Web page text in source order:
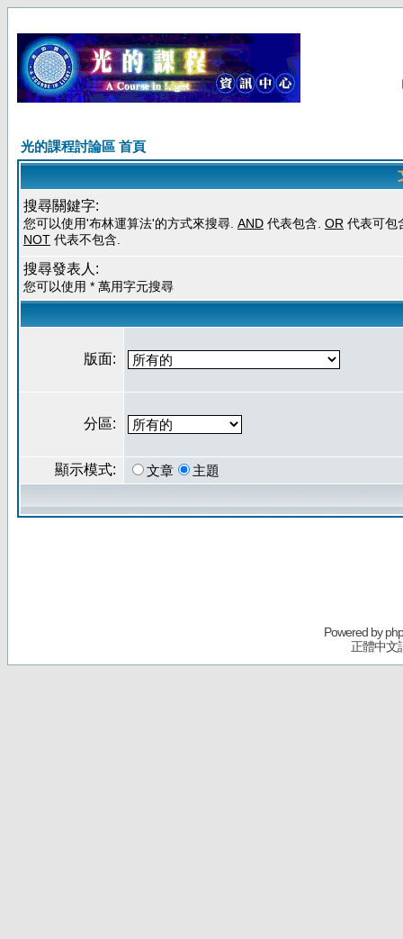
光的課程討論區 首頁
搜尋關鍵字:
您可以使用'布林運算法'的方式來搜尋. AND 代表包含. OR 代表可包
NOT 代表不包含.
搜尋發表人:
您可以使用 * 萬用字元搜尋
版面:
分區:
顯示模式: 文章 主題
Powered by
正體中文